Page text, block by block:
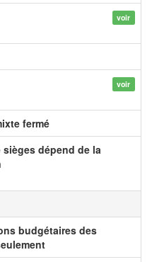
voir
voir
fermé
sièges dépend de la
budgétaires des